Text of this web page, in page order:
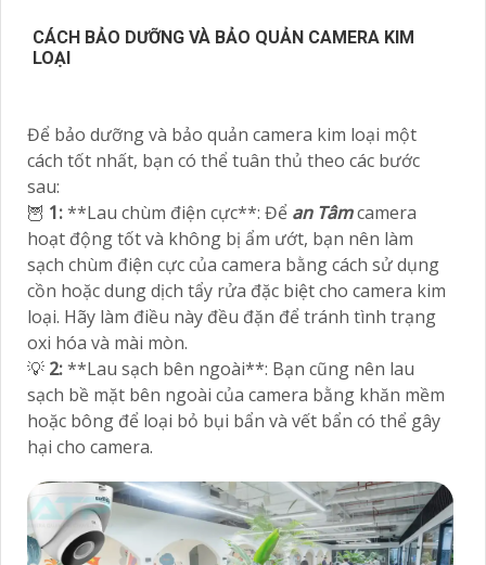
CÁCH BẢO DƯỠNG VÀ BẢO QUẢN CAMERA KIM
LOẠI
Để bảo dưỡng và bảo quản camera kim loại một
cách tốt nhất, bạn có thể tuân thủ theo các bước
sau:
🦉 1:**Lau chùm điện cực**: Để an Tâmcamera
hoạt động tốt và không bị ẩm ướt, bạn nên làm
sạch chùm điện cực của camera bằng cách sử dụng
cồn hoặc dung dịch tẩy rửa đặc biệt cho camera kim
loại. Hãy làm điều này đều đặn để tránh tình trạng
oxi hóa và mài mòn.
💡 2:**Lau sạch bên ngoài**: Bạn cũng nên lau
sạch bề mặt bên ngoài của camera bằng khăn mềm
hoặc bông để loại bỏ bụi bẩn và vết bẩn có thể gây
hại cho camera.